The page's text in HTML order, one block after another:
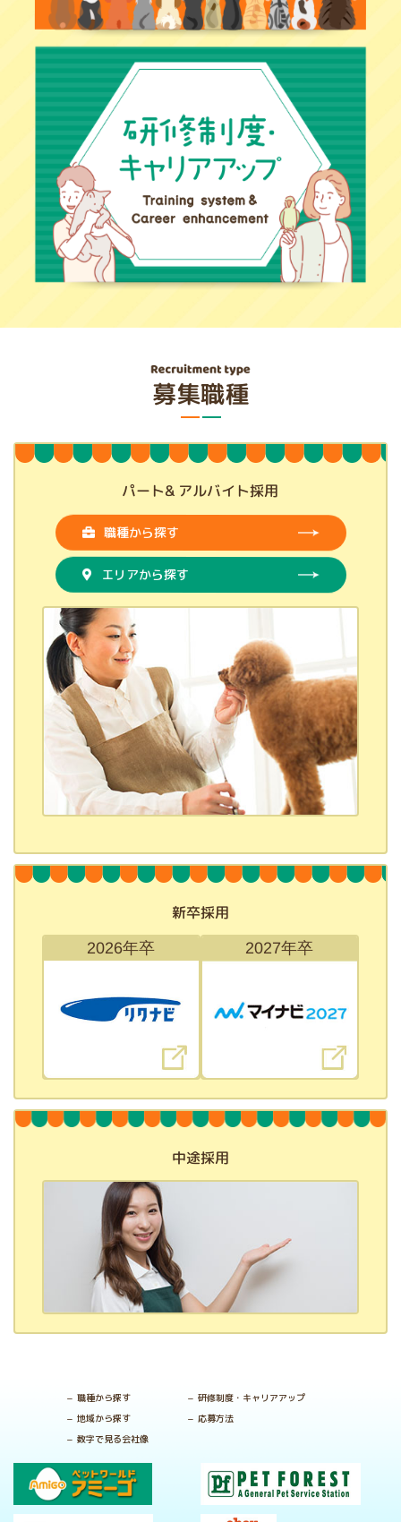
募集職種
パート& アルバイト採用
職種から探す
エリアから探す
新卒採用
2026年卒 2027年卒
中途採用
職種から探す
研修制度・キャリアアップ
地域から探す
応募方法
数字で見る会社像